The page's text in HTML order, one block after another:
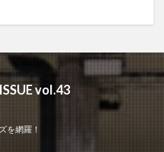
vol.43
を網羅！